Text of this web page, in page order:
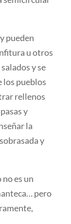
pueden
u otros
y se
los pueblos
rellenos
y
la
y
es un
pero